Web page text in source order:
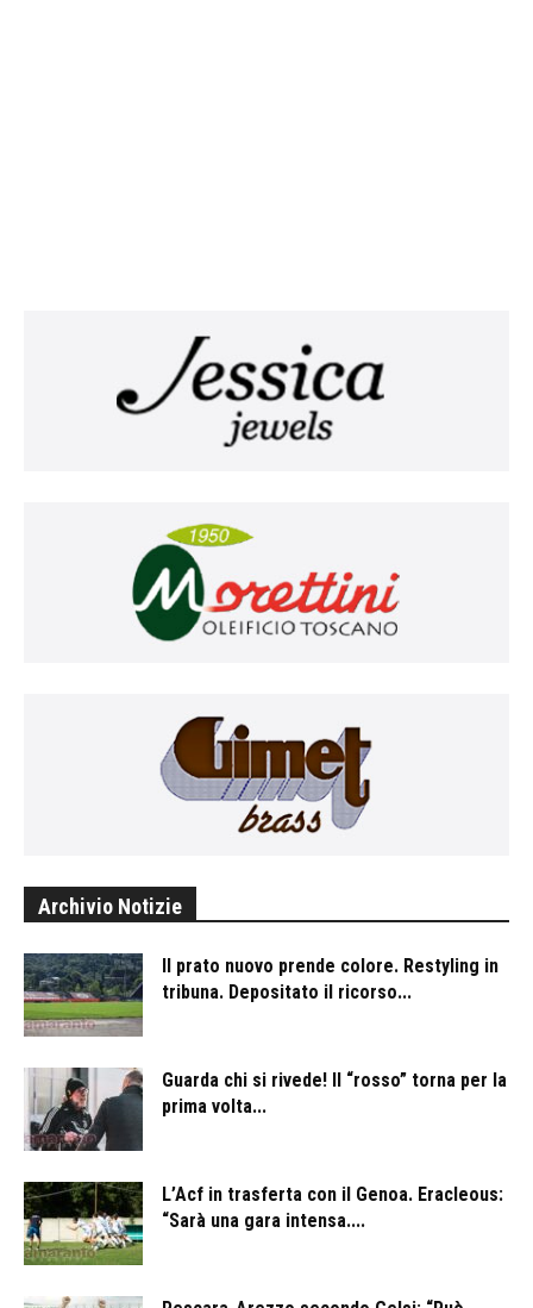
Archivio Notizie
Il prato nuovo prende colore. Restyling in
tribuna. Depositato il ricorso...
Guarda chi si rivede! Il “rosso” torna per la
prima volta...
L’Acf in trasferta con il Genoa. Eracleous:
“Sarà una gara intensa....